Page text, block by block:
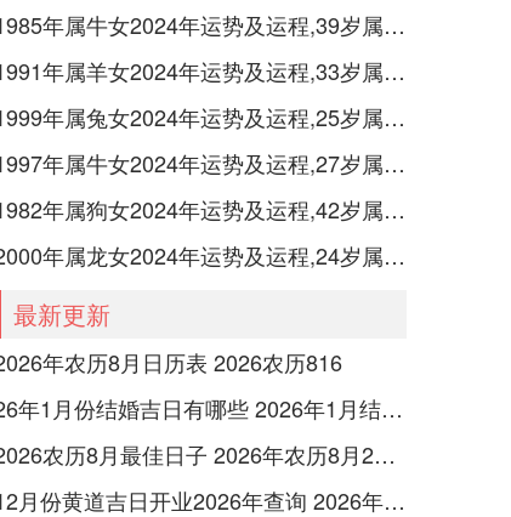
1985年属牛女2024年运势及运程,39岁属牛人2024全年每月运势女性如何
1991年属羊女2024年运势及运程,33岁属羊人2024全年每月运势女性如何
1999年属兔女2024年运势及运程,25岁属兔人2024全年每月运势女性如何
1997年属牛女2024年运势及运程,27岁属牛人2024全年每月运势女性如何
1982年属狗女2024年运势及运程,42岁属狗人2024全年每月运势女性如何
2000年属龙女2024年运势及运程,24岁属龙人2024全年每月运势女性如何
最新更新
年农历8月日历表 2026农历816
26年1月份结婚吉日有哪些 2026年1月结婚最佳日
2026农历8月最佳日子 2026年农历8月26日是多少号
12月份黄道吉日开业2026年查询 2026年12月黄道吉日开业大吉